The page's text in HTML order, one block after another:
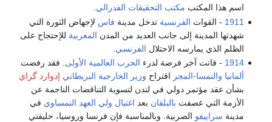
اسم هذا المكتب مكتب التحقيقات الفدرالي.
1911 - القوات الفرنسية تدخل مدينة فاس لإجهاض الثورة التي
شهدتها المدينة إلى جانب العديد من المدن المغربية للإحتجاج على
الظلم الذي يمارسه الاحتلال الفرنسي
1914 - فاتت آخر فرصة لدرء الحرب العالمية الأولى . فقد رفضت
ألمانيا والنمسا-المجر اقتراح وزير الخارجية البريطاني إدوارد گراي
بشأن عقد مؤتمر دولي في لندن لتسوية التناقضات الناجمة عن
الأزمة التي عصفت بالبلقان بعد اغتيال ولي العهد النمساوي في
مدينة سراييفو الصربية. وبالمناسبة فإن فرنسا وروسيا، حليفتي